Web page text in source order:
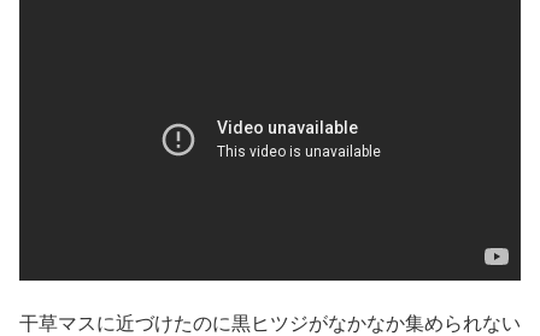
干草マスに近づけたのに黒ヒツジがなかなか集められない